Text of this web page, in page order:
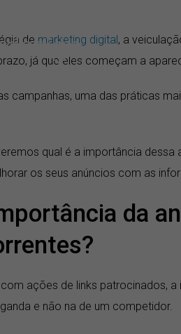
de marketing digital , a
já que eles começam a
campanhas, uma das práticas
qual é a importância
os seus anúncios com as
da
ações de links patrocinados,
e não na de um competidor.